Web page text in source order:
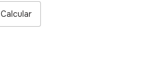
Calcular